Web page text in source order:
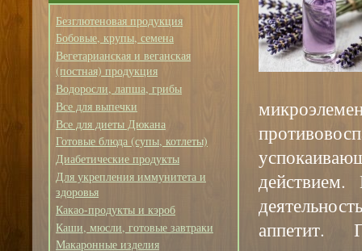
Безглютеновая продукция
Бобовые, крупы, семена
Вегетарианская и веганская
(постная) продукция
Водоросли, лапша, грибы
Все для выпечки
Все для диеты Дюкана
Готовые блюда (супы, котлеты)
Диабетические продукты
Для укрепления иммунитета и
здоровья
Какао-продукты и кэроб
Каши, мюсли, готовые завтраки
Макаронные изделия
аппетит.